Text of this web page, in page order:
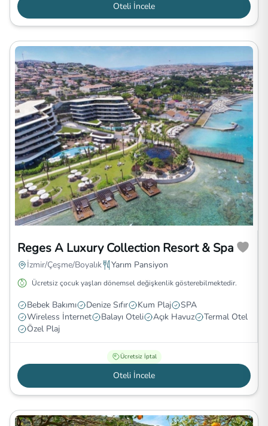
Oteli İncele
Reges A Luxury Collection Resort & Spa
İzmir/Çeşme/Boyalık Yarım Pansiyon
Ücretsiz çocuk yaşları dönemsel değişkenlik gösterebilmektedir.
Bebek Bakımı Denize Sıfır Kum Plaj
SPA
Wireless İnternet
Balayı Oteli Açık Havuz
Termal Otel
Özel Plaj
Ücretsiz İptal
Oteli İncele